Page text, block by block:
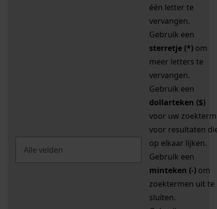
één letter te
vervangen.
Gebruik een
sterretje (*) om
meer letters te
vervangen.
Gebruik een
dollarteken ($)
voor uw zoekterm
voor resultaten
op elkaar lijken.
Gebruik een
minteken (-) om
zoektermen uit te
sluiten.